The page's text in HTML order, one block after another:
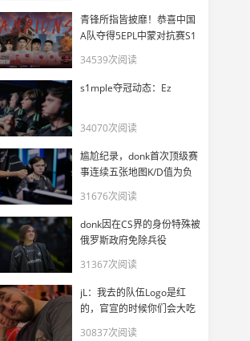
青锋所指皆披靡！恭喜中国
A队夺得5EPL中蒙对抗赛S1
34539次阅读
s1mple夺冠动态：Ez
34070次阅读
尴尬纪录，donk首次顶级赛
事连续五张地图K/D值为负
31676次阅读
donk因在CS界的身份特殊被
俄罗斯政府免除兵役
31367次阅读
jL：我去的队伍Logo是红
的，官宣的时候你们会大吃
30837次阅读